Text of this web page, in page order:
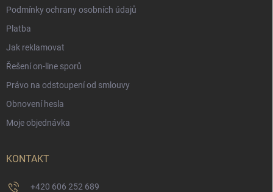
Podmínky ochrany osobních údajů
Platba
Jak reklamovat
Řešení on-line sporů
Právo na odstoupení od smlouvy
Obnovení hesla
Moje objednávka
KONTAKT
+420 606 252 689